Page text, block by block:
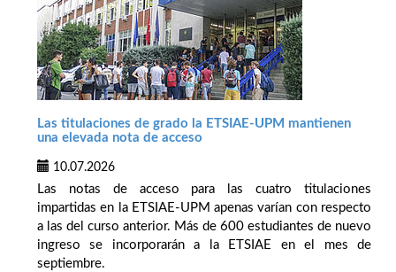
Las titulaciones de grado la ETSIAE-UPM mantienen
una elevada nota de acceso
10.07.2026
Las notas de acceso para las cuatro titulaciones
impartidas en la ETSIAE-UPM apenas varían con respecto
a las del curso anterior. Más de 600 estudiantes de nuevo
ingreso se incorporarán a la ETSIAE en el mes de
septiembre.